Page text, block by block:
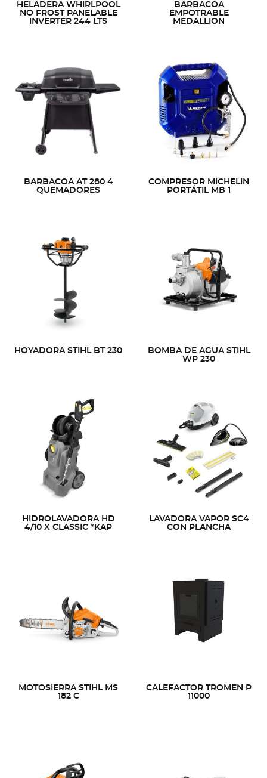
HELADERA WHIRLPOOL
NO FROST PANELABLE
INVERTER 244 LTS
BARBACOA
EMPOTRABLE
MEDALLION
BARBACOA AT 280 4
QUEMADORES
COMPRESOR MICHELIN
PORTÁTIL MB 1
HOYADORA STIHL BT 230
BOMBA DE AGUA STIHL
WP 230
HIDROLAVADORA HD
4/10 X CLASSIC *KAP
LAVADORA VAPOR SC4
CON PLANCHA
MOTOSIERRA STIHL MS
182 C
CALEFACTOR TROMEN P
11000